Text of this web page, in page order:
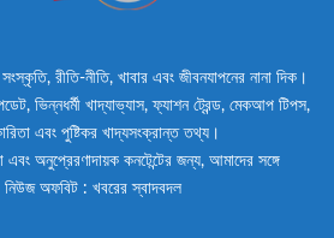
রীতি-নীতি, খাবার এবং জীবনযাপনের নানা দিক।
ভিন্নধর্মী খাদ্যাভ্যাস, ফ্যাশন ট্রেন্ড, মেকআপ টিপস,
এবং পুষ্টিকর খাদ্যসংক্রান্ত তথ্য।
অনুপ্রেরণাদায়ক কনটেন্টের জন্য, আমাদের সঙ্গে
অফবিট : খবরের স্বাদবদল